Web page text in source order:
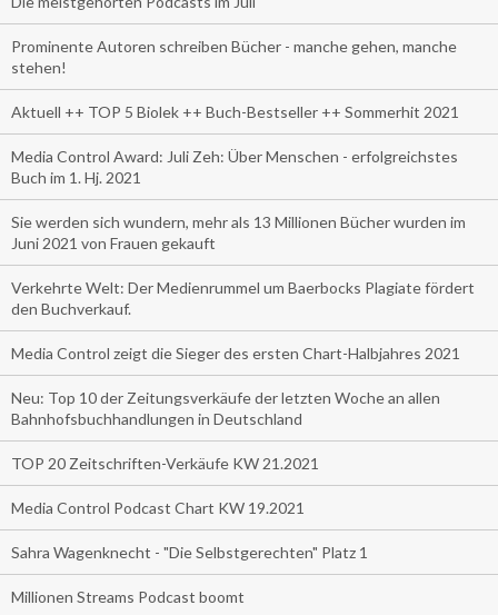
Prominente Autoren schreiben Bücher - manche gehen, manche
stehen!
Aktuell ++ TOP 5 Biolek ++ Buch-Bestseller ++ Sommerhit 2021
Media Control Award: Juli Zeh: Über Menschen - erfolgreichstes
Buch im 1. Hj. 2021
Sie werden sich wundern, mehr als 13 Millionen Bücher wurden im
Juni 2021 von Frauen gekauft
Verkehrte Welt: Der Medienrummel um Baerbocks Plagiate fördert
den Buchverkauf.
Media Control zeigt die Sieger des ersten Chart-Halbjahres 2021
Neu: Top 10 der Zeitungsverkäufe der letzten Woche an allen
Bahnhofsbuchhandlungen in Deutschland
TOP 20 Zeitschriften-Verkäufe KW 21.2021
Media Control Podcast Chart KW 19.2021
Sahra Wagenknecht - "Die Selbstgerechten" Platz 1
Millionen Streams Podcast boomt